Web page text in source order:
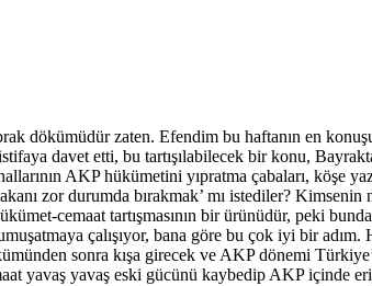
dökümüdür zaten. Efendim bu haftanın en
davet etti, bu tartışılabilecek bir konu,
AKP hükümetini yıpratma çabaları, köşe
zor durumda bırakmak’ mı istediler?
cemaat tartışmasının bir ürünüdür, peki
çalışıyor, bana göre bu çok iyi bir
sonra kışa girecek ve AKP dönemi
yavaş yavaş eski gücünü kaybedip AKP içinde